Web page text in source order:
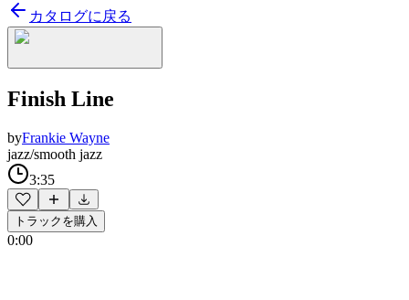
カタログに戻る
Finish Line
byFrankie Wayne
jazz/smooth jazz
3:35
トラックを購入
0:00